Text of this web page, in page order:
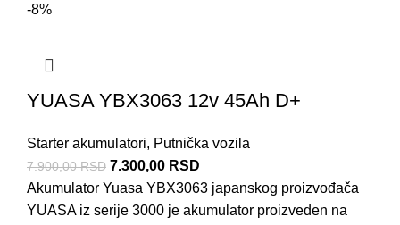
-8%
YUASA YBX3063 12v 45Ah D+
Starter akumulatori, Putnička vozila
7.900,00RSD 7.300,00 RSD
Akumulator Yuasa YBX3063 japanskog proizvođača
YUASA iz serije 3000 je akumulator proizveden na